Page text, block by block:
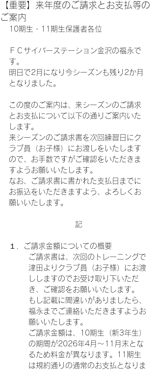
【重要】来年度のご請求とお支払等の
ご案内
10期生・11期生保護者各位
ＦＣサイバーステーション金沢の福永で
す。
明日で2月になり今シーズンも残り2か月
となりました。
この度のご案内は、来シーズンのご請求
とお支払について以下の通りご案内いた
します。
来シーズンのご請求書を次回練習日にク
ラブ員（お子様）にお渡しをいたします
ので、お手数ですがご確認をいただきま
すようお願いいたします。
なお、ご請求書に書かれた支払日までに
お振込をいただきますよう、よろしくお
願いいたします。
記
１．ご請求金額についての概要
ご請求書は、次回のトレーニングで
津田よりクラブ員（お子様）にお渡
ししますのでお受け取り下いただ
き、ご確認をお願いいたします。
もし記載に間違いがありましたら、
福永までご連絡いただきますようお
願いいたします。
ご請求金額は、10期生（新3年生）
の期間が2026年4月～11月末とな
るため料金が異なります。11期生
は規約通りの通常のお支払となりま